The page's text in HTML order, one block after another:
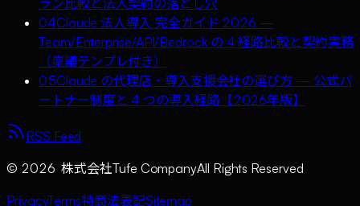
04Claude 法人導入 完全ガイド 2026 —
Team/Enterprise/API/Bedrock の 4 経路比較と契約実務
（稟議テンプレ付き）
05Claude の代理店・導入支援会社の選び方 — 公式パ
ートナー制度と 4 つの導入経路【2026年版】
RSS Feed
© 2026 株式会社Tufe CompanyAll Rights Reserved
PrivacyTerms特商法表記Sitemap